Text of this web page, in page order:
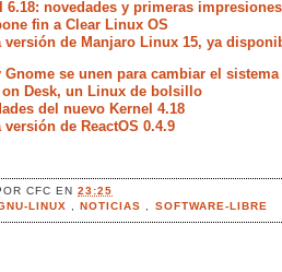
6.18: novedades y primeras impresiones
fin a Clear Linux OS
versión de Manjaro Linux 15, ya
Gnome se unen para cambiar el
on Desk, un Linux de bolsillo
del nuevo Kernel 4.18
versión de ReactOS 0.4.9
CFCEN23:25
LINUX ,NOTICIAS SOFTWARE-LIBRE